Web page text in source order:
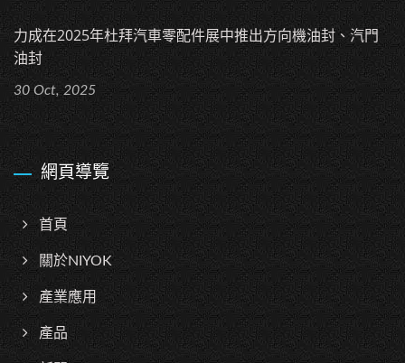
力成在2025年杜拜汽車零配件展中推出方向機油封、汽門
油封
30 Oct, 2025
網頁導覽
首頁
關於NIYOK
產業應用
產品